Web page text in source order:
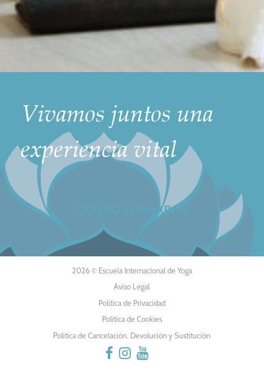
Vivamos juntos una
experiencia vital
QUIERO FORMARME
2026 © Escuela Internacional de Yoga
Aviso Legal
Política de Privacidad
Política de Cookies
Política de Cancelación, Devolución y Sustitución